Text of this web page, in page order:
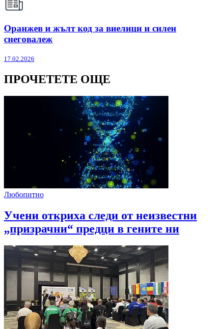
Оранжев и жълт код за виелици и силен
снеговалеж
17.02.2026
ПРОЧЕТЕТЕ ОЩЕ
Любопитно
Учени откриха следи от неизвестни
„призрачни“ предци в гените ни